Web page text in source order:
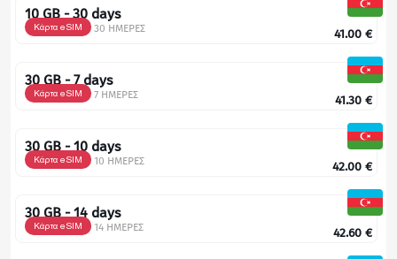
10 GB - 30 days
Κάρτα eSIM 30 ΗΜΕΡΕΣ 41.00 €
30 GB - 7 days
Κάρτα eSIM 7 ΗΜΕΡΕΣ 41.30 €
30 GB - 10 days
Κάρτα eSIM 10 ΗΜΕΡΕΣ 42.00 €
30 GB - 14 days
Κάρτα eSIM 14 ΗΜΕΡΕΣ 42.60 €